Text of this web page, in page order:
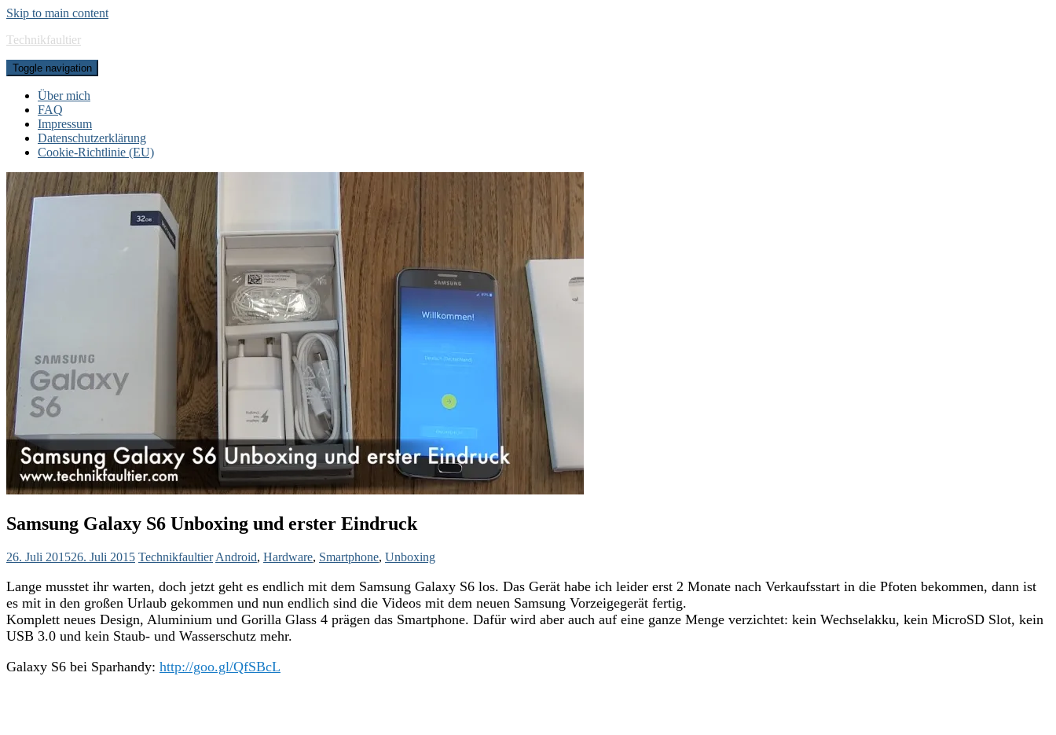
Skip to main content
Technikfaultier
Toggle navigation
Über mich
FAQ
Impressum
Datenschutzerklärung
Cookie-Richtlinie (EU)
Samsung Galaxy S6 Unboxing und erster Eindruck
26. Juli 201526. Juli 2015 Technikfaultier Android, Hardware, Smartphone, Unboxing
Lange musstet ihr warten, doch jetzt geht es endlich mit dem Samsung Galaxy S6 los. Das Gerät habe ich leider erst 2 Monate nach Verkaufsstart in die Pfoten bekommen, dann ist
es mit in den großen Urlaub gekommen und nun endlich sind die Videos mit dem neuen Samsung Vorzeigegerät fertig.
Komplett neues Design, Aluminium und Gorilla Glass 4 prägen das Smartphone. Dafür wird aber auch auf eine ganze Menge verzichtet: kein Wechselakku, kein MicroSD Slot, kein
USB 3.0 und kein Staub- und Wasserschutz mehr.
Galaxy S6 bei Sparhandy: http://goo.gl/QfSBcL